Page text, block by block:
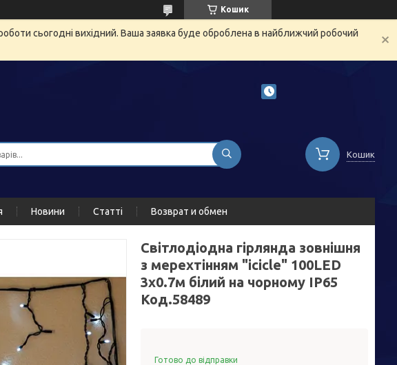
Кошик
сьогодні вихідний. Ваша заявка буде оброблена в найближчий робочий
Кошик
Новини Статті Возврат и обмен
Світлодіодна гірлянда зовнішня
з мерехтінням "icicle" 100LED
3x0.7м білий на чорному IP65
Код.58489
Готово до відправки